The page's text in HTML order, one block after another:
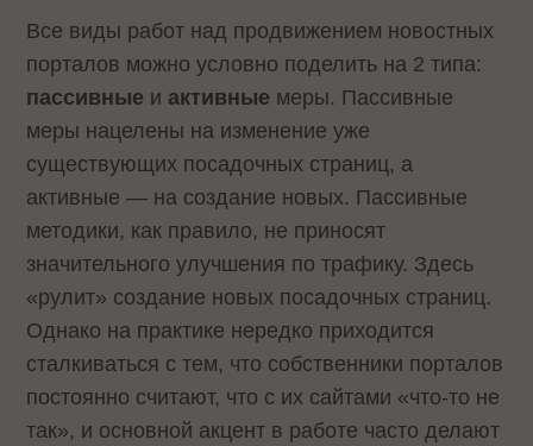
Все виды работ над продвижением новостных
порталов можно условно поделить на 2 типа:
пассивные и активные меры. Пассивные
меры нацелены на изменение уже
существующих посадочных страниц, а
активные — на создание новых. Пассивные
методики, как правило, не приносят
значительного улучшения по трафику. Здесь
«рулит» создание новых посадочных страниц.
Однако на практике нередко приходится
сталкиваться с тем, что собственники порталов
постоянно считают, что с их сайтами «что-то не
так», и основной акцент в работе часто делают